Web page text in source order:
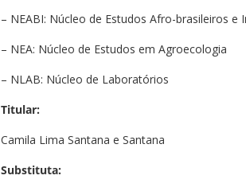
– NEABI: Núcleo de Estudos Afro-brasileiros e
– NEA: Núcleo de Estudos em Agroecologia
– NLAB: Núcleo de Laboratórios
Titular:
Camila Lima Santana e Santana
Substituta: